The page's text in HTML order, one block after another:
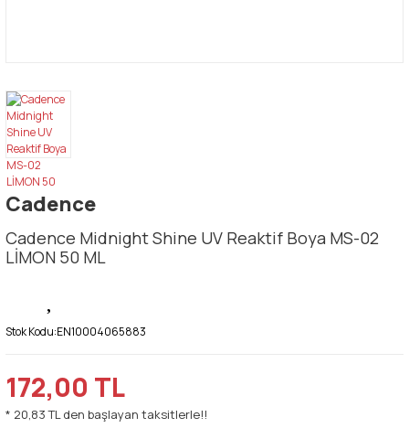
Cadence
Cadence Midnight Shine UV Reaktif Boya MS-02
LİMON 50 ML
Stok Kodu:EN10004065883
172,00 TL
* 20,83 TL den başlayan taksitlerle!!